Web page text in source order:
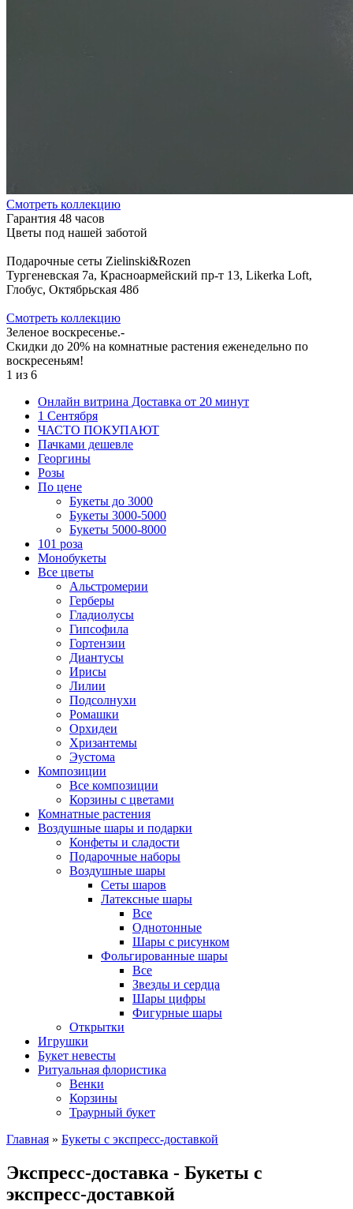
Cмотреть коллекцию
Гарантия 48 часов
Цветы под нашей заботой
Подарочные сеты Zielinski&Rozen
Тургеневская 7а, Красноармейский пр-т 13, Likerka Loft,
Глобус, Октябрьская 48б
Cмотреть коллекцию
Зеленое воскресенье.-
Скидки до 20% на комнатные растения еженедельно по
воскресеньям!
1 из 6
Онлайн витрина Доставка от 20 минут
1 Сентября
ЧАСТО ПОКУПАЮТ
Пачками дешевле
Георгины
Розы
По цене
Букеты до 3000
Букеты 3000-5000
Букеты 5000-8000
101 роза
Монобукеты
Все цветы
Альстромерии
Герберы
Гладиолусы
Гипсофила
Гортензии
Диантусы
Ирисы
Лилии
Подсолнухи
Ромашки
Орхидеи
Хризантемы
Эустома
Композиции
Все композиции
Корзины с цветами
Комнатные растения
Воздушные шары и подарки
Конфеты и сладости
Подарочные наборы
Воздушные шары
Сеты шаров
Латексные шары
Все
Однотонные
Шары с рисунком
Фольгированные шары
Все
Звезды и сердца
Шары цифры
Фигурные шары
Открытки
Игрушки
Букет невесты
Ритуальная флористика
Венки
Корзины
Траурный букет
Главная » Букеты с экспресс-доставкой
Экспресс-доставка - Букеты с
экспресс-доставкой